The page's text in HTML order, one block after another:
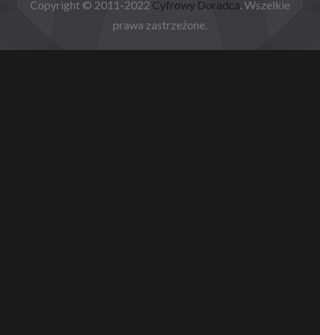
Copyright © 2011-2022 Cyfrowy Doradca. Wszelkie
prawa zastrzeżone.